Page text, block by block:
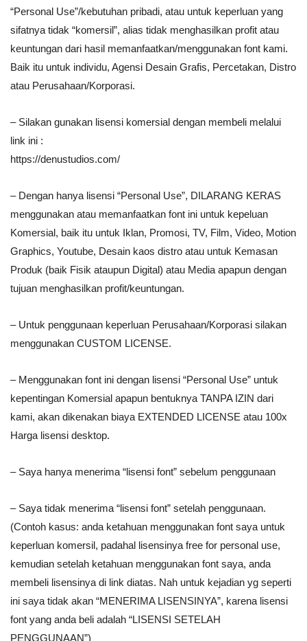
“Personal Use”/kebutuhan pribadi, atau untuk keperluan yang
sifatnya tidak “komersil”, alias tidak menghasilkan profit atau
keuntungan dari hasil memanfaatkan/menggunakan font kami.
Baik itu untuk individu, Agensi Desain Grafis, Percetakan, Distro
atau Perusahaan/Korporasi.
– Silakan gunakan lisensi komersial dengan membeli melalui
link ini :
https://denustudios.com/
– Dengan hanya lisensi “Personal Use”, DILARANG KERAS
menggunakan atau memanfaatkan font ini untuk kepeluan
Komersial, baik itu untuk Iklan, Promosi, TV, Film, Video, Motion
Graphics, Youtube, Desain kaos distro atau untuk Kemasan
Produk (baik Fisik ataupun Digital) atau Media apapun dengan
tujuan menghasilkan profit/keuntungan.
– Untuk penggunaan keperluan Perusahaan/Korporasi silakan
menggunakan CUSTOM LICENSE.
– Menggunakan font ini dengan lisensi “Personal Use” untuk
kepentingan Komersial apapun bentuknya TANPA IZIN dari
kami, akan dikenakan biaya EXTENDED LICENSE atau 100x
Harga lisensi desktop.
– Saya hanya menerima “lisensi font” sebelum penggunaan
– Saya tidak menerima “lisensi font” setelah penggunaan.
(Contoh kasus: anda ketahuan menggunakan font saya untuk
keperluan komersil, padahal lisensinya free for personal use,
kemudian setelah ketahuan menggunakan font saya, anda
membeli lisensinya di link diatas. Nah untuk kejadian yg seperti
ini saya tidak akan “MENERIMA LISENSINYA”, karena lisensi
font yang anda beli adalah “LISENSI SETELAH
PENGGUNAAN”)